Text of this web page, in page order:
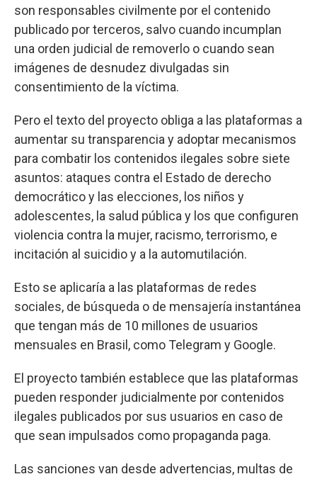
son responsables civilmente por el contenido
publicado por terceros, salvo cuando incumplan
una orden judicial de removerlo o cuando sean
imágenes de desnudez divulgadas sin
consentimiento de la víctima.
Pero el texto del proyecto obliga a las plataformas a
aumentar su transparencia y adoptar mecanismos
para combatir los contenidos ilegales sobre siete
asuntos: ataques contra el Estado de derecho
democrático y las elecciones, los niños y
adolescentes, la salud pública y los que configuren
violencia contra la mujer, racismo, terrorismo, e
incitación al suicidio y a la automutilación.
Esto se aplicaría a las plataformas de redes
sociales, de búsqueda o de mensajería instantánea
que tengan más de 10 millones de usuarios
mensuales en Brasil, como Telegram y Google.
El proyecto también establece que las plataformas
pueden responder judicialmente por contenidos
ilegales publicados por sus usuarios en caso de
que sean impulsados como propaganda paga.
Las sanciones van desde advertencias, multas de